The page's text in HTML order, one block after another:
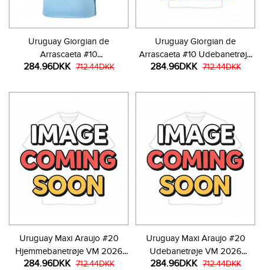
Uruguay Giorgian de
Arrascaeta #10
Hjemmebanetrøje VM 2026
284.96DKK 712.44DKK
Uruguay Giorgian de
Arrascaeta #10 Udebanetrøje
VM 2026 Kortærmet
284.96DKK 712.44DKK
Uruguay Maxi Araujo #20
Hjemmebanetrøje VM 2026
Kortærmet
284.96DKK 712.44DKK
Uruguay Maxi Araujo #20
Udebanetrøje VM 2026
Kortærmet
284.96DKK 712.44DKK